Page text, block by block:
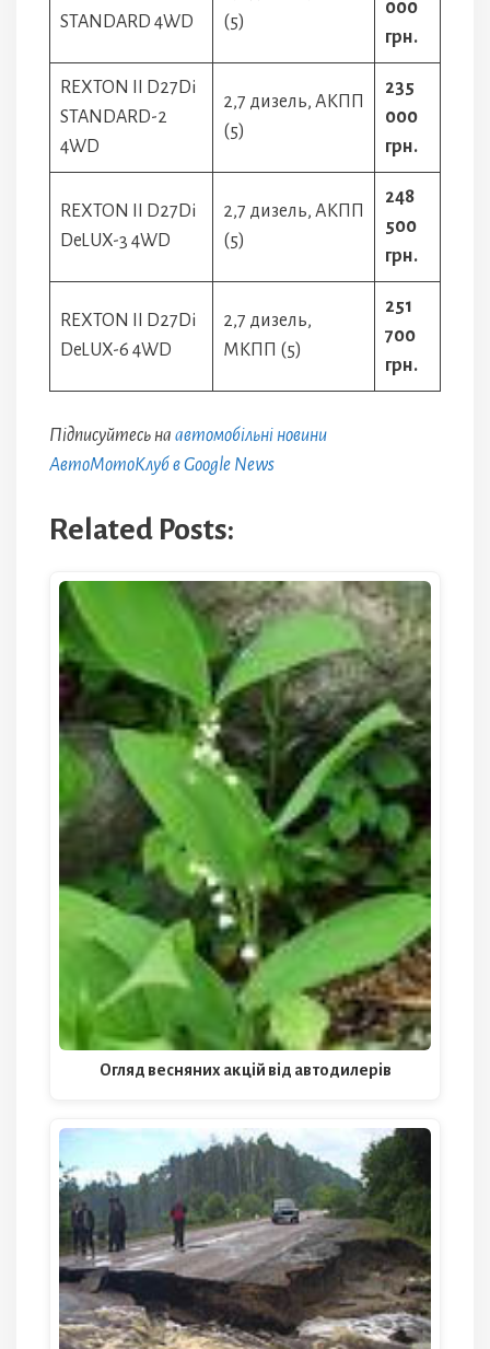
STANDARD 4WD
(5)
000
грн.
REXTON II D27Di
STANDARD-2
4WD
2,7 дизель, АКПП
(5)
235
000
грн.
REXTON II D27Di
DeLUX-3 4WD
2,7 дизель, АКПП
(5)
248
500
грн.
REXTON II D27Di
DeLUX-6 4WD
2,7 дизель,
МКПП (5)
251
700
грн.
Підписуйтесь на автомобільні новини
АвтоМотоКлуб в Google News
Related Posts:
Огляд весняних акцій від автодилерів